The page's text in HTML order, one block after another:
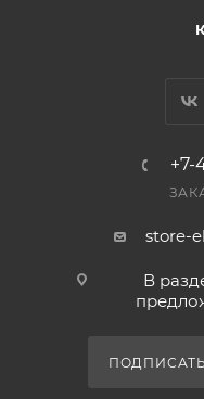
+7-
store-
В